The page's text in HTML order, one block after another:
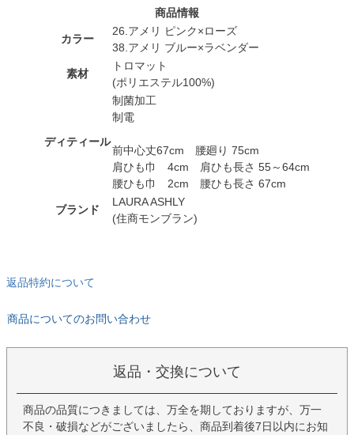
商品情報
カラー
26.アメリ ピンク×ローズ
38.アメリ ブルー×ラベンダー
素材
トロマット
(ポリエステル100%)
ディティール
制菌加工
制電
前中心丈67cm 腰廻り 75cm
肩ひも巾 4cm 肩ひも長さ 55～64cm
腰ひも巾 2cm 腰ひも長さ 67cm
ブランド
LAURA ASHLY
(住商モンブラン)
返品特約について
商品についてのお問い合わせ
返品・交換について
商品の品質につきましては、万全を期しておりますが、万一
不良・破損などがございましたら、商品到着後7日以内にお知